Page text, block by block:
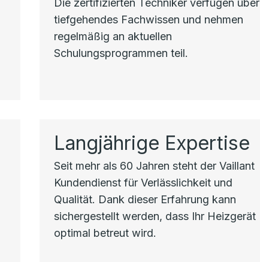
Die zertifizierten Techniker verfügen über
tiefgehendes Fachwissen und nehmen
regelmäßig an aktuellen
Schulungsprogrammen teil.
Langjährige Expertise
Seit mehr als 60 Jahren steht der Vaillant
Kundendienst für Verlässlichkeit und
Qualität. Dank dieser Erfahrung kann
sichergestellt werden, dass Ihr Heizgerät
optimal betreut wird.